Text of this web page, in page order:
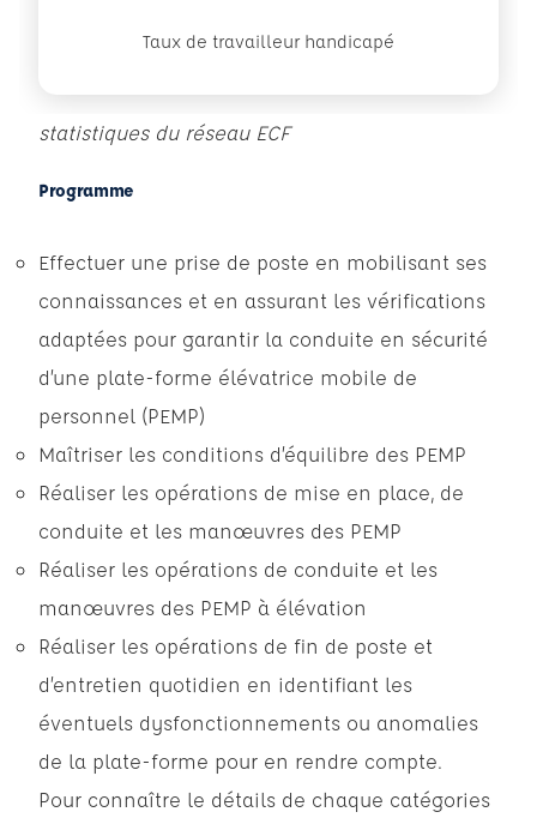
Taux de travailleur handicapé
statistiques du réseau ECF
Programme
Effectuer une prise de poste en mobilisant ses
connaissances et en assurant les vérifications
adaptées pour garantir la conduite en sécurité
d’une plate-forme élévatrice mobile de
personnel (PEMP)
Maîtriser les conditions d’équilibre des PEMP
Réaliser les opérations de mise en place, de
conduite et les manœuvres des PEMP
Réaliser les opérations de conduite et les
manœuvres des PEMP à élévation
Réaliser les opérations de fin de poste et
d’entretien quotidien en identifiant les
éventuels dysfonctionnements ou anomalies
de la plate-forme pour en rendre compte.
Pour connaître le détails de chaque catégories